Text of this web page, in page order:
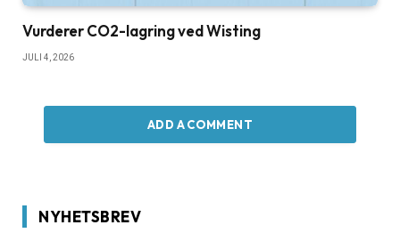
Vurderer CO2-lagring ved Wisting
JULI 4, 2026
ADD A COMMENT
NYHETSBREV